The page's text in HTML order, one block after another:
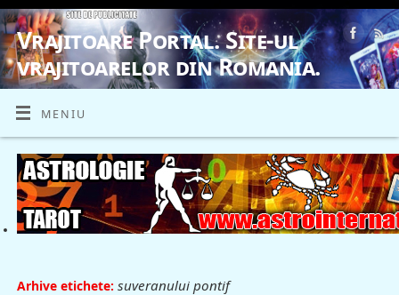
Vrajitoare Portal. Site-ul
vrajitoarelor din Romania.
VRAJITOARE, VRAJITOARELE, VRAJITOARE
MENIU
Arhive etichete: suveranului pontif